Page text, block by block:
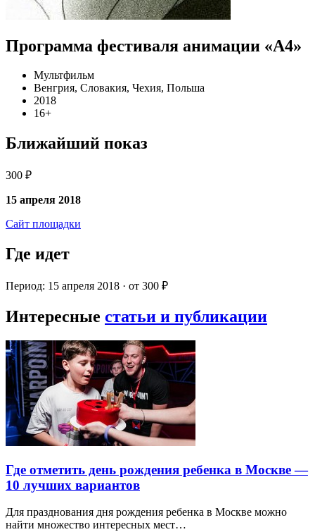
Программа фестиваля анимации «А4»
Мультфильм
Венгрия, Словакия, Чехия, Польша
2018
16+
Ближайший показ
300 ₽
15 апреля 2018
Сайт площадки
Где идет
Период: 15 апреля 2018 · от 300 ₽
Интересные статьи и публикации
Где отметить день рождения ребенка в Москве —
10 лучших вариантов
Для празднования дня рождения ребенка в Москве можно
найти множество интересных мест…